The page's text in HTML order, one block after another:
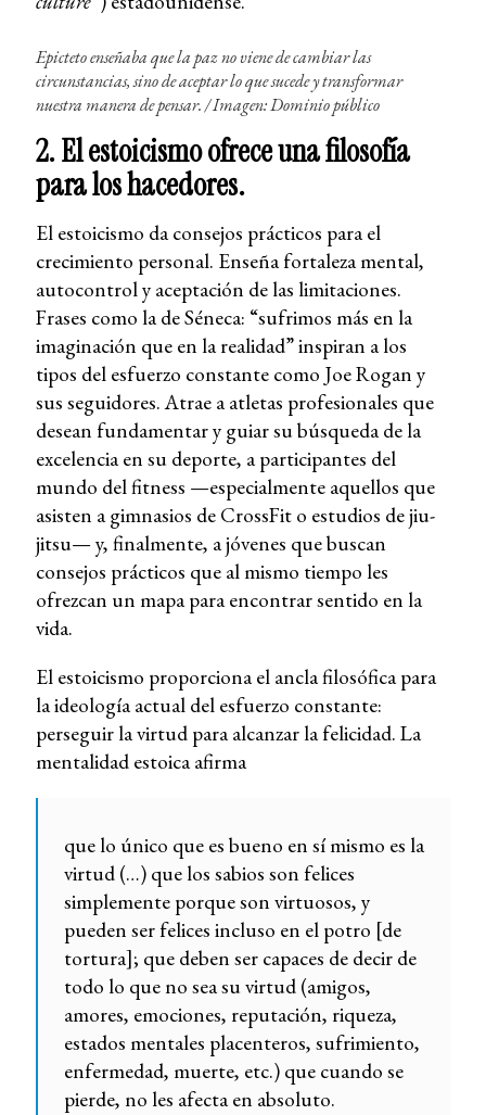
Epicteto enseñaba que la paz no viene de cambiar las
circunstancias, sino de aceptar lo que sucede y transformar
nuestra manera de pensar. / Imagen: Dominio público
2. El estoicismo ofrece una filosofía
para los hacedores.
El estoicismo da consejos prácticos para el
crecimiento personal. Enseña fortaleza mental,
autocontrol y aceptación de las limitaciones.
Frases como la de Séneca: “sufrimos más en la
imaginación que en la realidad” inspiran a los
tipos del esfuerzo constante como Joe Rogan y
sus seguidores. Atrae a atletas profesionales que
desean fundamentar y guiar su búsqueda de la
excelencia en su deporte, a participantes del
mundo del fitness —especialmente aquellos que
asisten a gimnasios de CrossFit o estudios de jiu-
jitsu— y, finalmente, a jóvenes que buscan
consejos prácticos que al mismo tiempo les
ofrezcan un mapa para encontrar sentido en la
vida.
El estoicismo proporciona el ancla filosófica para
la ideología actual del esfuerzo constante:
perseguir la virtud para alcanzar la felicidad. La
mentalidad estoica afirma
que lo único que es bueno en sí mismo es la
virtud (…) que los sabios son felices
simplemente porque son virtuosos, y
pueden ser felices incluso en el potro [de
tortura]; que deben ser capaces de decir de
todo lo que no sea su virtud (amigos,
amores, emociones, reputación, riqueza,
estados mentales placenteros, sufrimiento,
enfermedad, muerte, etc.) que cuando se
pierde, no les afecta en absoluto.